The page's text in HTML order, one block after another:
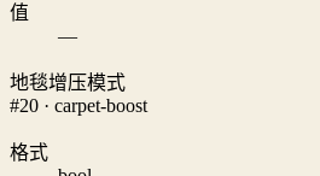
值
—
地毯增压模式
#20 · carpet-boost
格式